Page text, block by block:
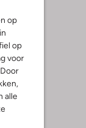
op
op
voor
alle